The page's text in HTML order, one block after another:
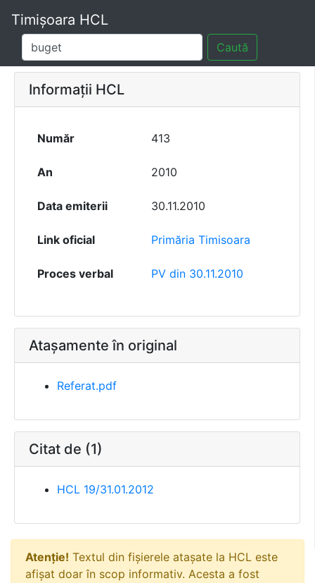
Timișoara HCL
Caută
Informații HCL
Număr 413
An 2010
Data emiterii 30.11.2010
Link oficial Primăria Timisoara
Proces verbal PV din 30.11.2010
Atașamente în original
Referat.pdf
Citat de (1)
HCL 19/31.01.2012
Atenție! Textul din fișierele atașate la HCL este
afișat doar în scop informativ. Acesta a fost